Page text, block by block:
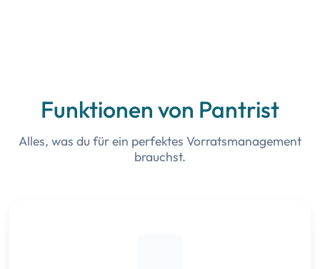
Funktionen von Pantrist
Alles, was du für ein perfektes Vorratsmanagement
brauchst.